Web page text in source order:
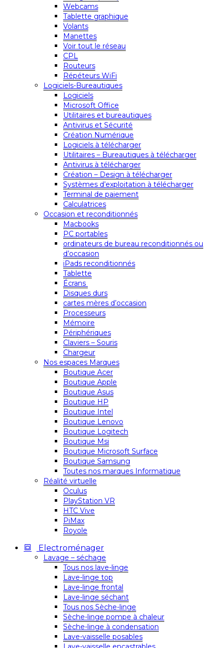
Webcams
Tablette graphique
Volants
Manettes
Voir tout le réseau
CPL
Routeurs
Répéteurs WiFi
Logiciels-Bureautiques
Logiciels
Microsoft Office
Utilitaires et bureautiques
Antivirus et Sécurité
Création Numérique
Logiciels à télécharger
Utilitaires – Bureautiques à télécharger
Antivirus à télécharger
Création – Design à télécharger
Systèmes d’exploitation à télécharger
Terminal de paiement
Calculatrices
Occasion et reconditionnés
Macbooks
PC portables
ordinateurs de bureau reconditionnés ou
d’occasion
iPads reconditionnés
Tablette
Écrans
Disques durs
cartes mères d’occasion
Processeurs
Mémoire
Périphériques
Claviers – Souris
Chargeur
Nos espaces Marques
Boutique Acer
Boutique Apple
Boutique Asus
Boutique HP
Boutique Intel
Boutique Lenovo
Boutique Logitech
Boutique Msi
Boutique Microsoft Surface
Boutique Samsung
Toutes nos marques Informatique
Réalité virtuelle
Oculus
PlayStation VR
HTC Vive
PiMax
Royole
Electroménager
Lavage – séchage
Tous nos lave-linge
Lave-linge top
Lave-linge frontal
Lave-linge séchant
Tous nos Sèche-linge
Sèche-linge pompe à chaleur
Sèche-linge à condensation
Lave-vaisselle posables